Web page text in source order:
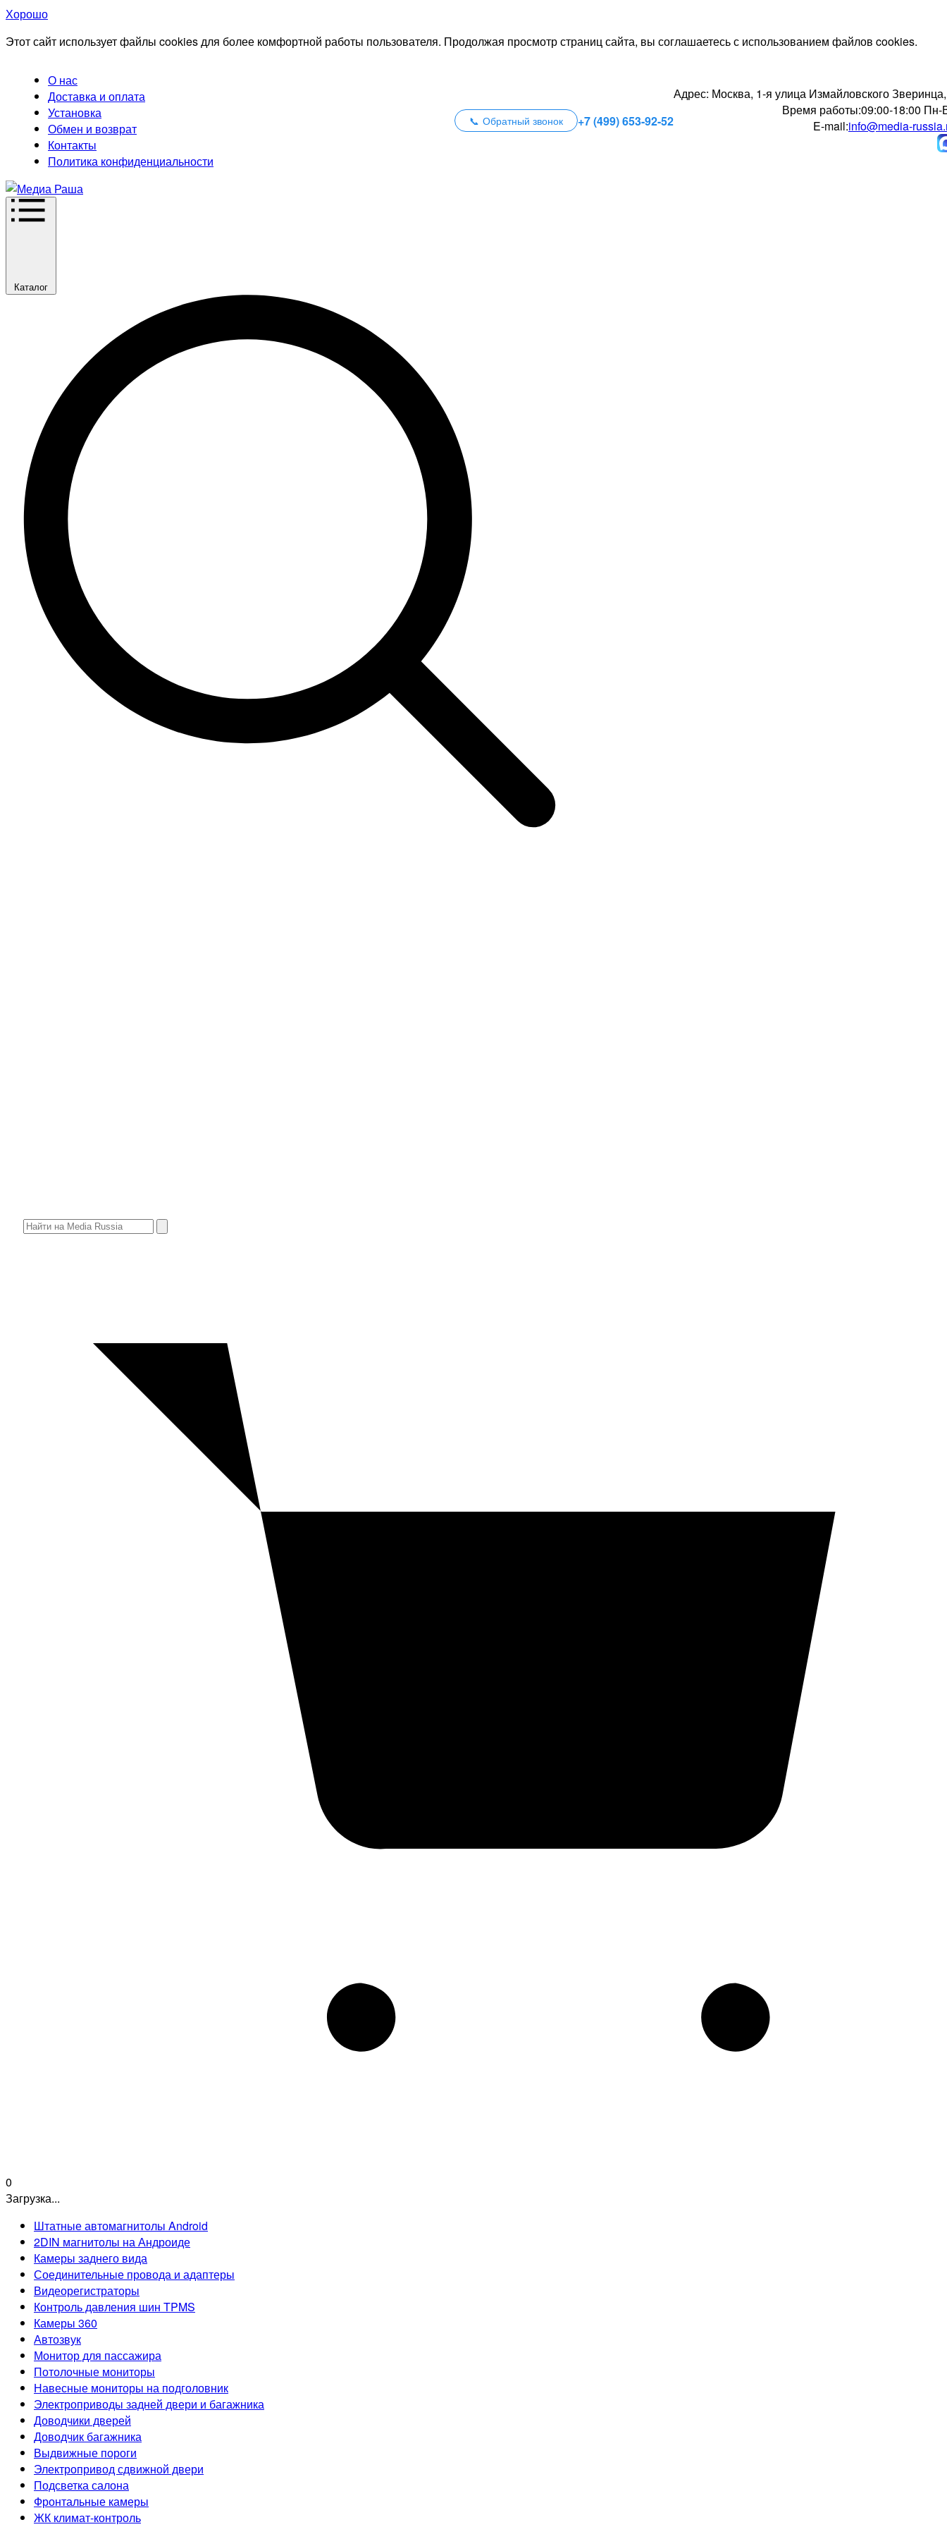
Хорошо
Этот сайт использует файлы cookies для более комфортной работы пользователя. Продолжая просмотр страниц сайта, вы соглашаетесь с использованием файлов cookies.
О нас
Доставка и оплата
Установка
Обмен и возврат
Контакты
Политика конфиденциальности
Обратный звонок +7 (499) 653-92-52
Адрес: Москва, 1-я улица Измайловского
Время работы:09:00-18:00 Пн-
E-mail:info@media-
Каталог
0
Загрузка...
Штатные автомагнитолы Android
2DIN магнитолы на Андроиде
Камеры заднего вида
Соединительные провода и адаптеры
Видеорегистраторы
Контроль давления шин TPMS
Камеры 360
Автозвук
Монитор для пассажира
Потолочные мониторы
Навесные мониторы на подголовник
Электроприводы задней двери и багажника
Доводчики дверей
Доводчик багажника
Выдвижные пороги
Электропривод сдвижной двери
Подсветка салона
Фронтальные камеры
ЖК климат-контроль